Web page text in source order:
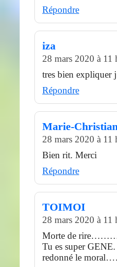
Répondre
iza
28 mars 2020 à 11
tres bien expliquer
Répondre
Marie-
28 mars 2020 à 11
Bien rit. Merci
Répondre
TOIMOI
28 mars 2020 à 11
Morte de
Tu es super
redonné le